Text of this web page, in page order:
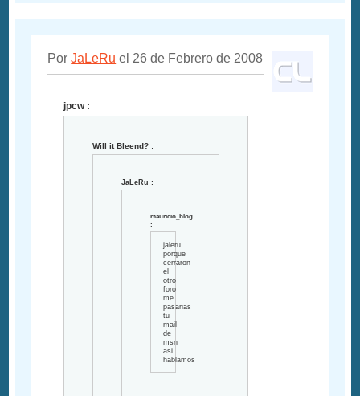
PorJaLeRu el 26 de Febrero de 2008
jpcw :
Will it Bleend? :
JaLeRu :
mauricio_blog
:
jaleru
porque
cerraron
el
otro
foro
me
pasarias
tu
mail
de
msn
asi
hablamos